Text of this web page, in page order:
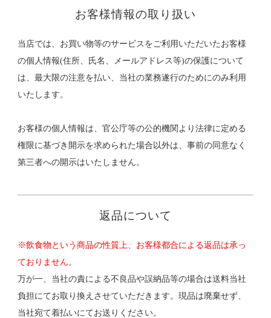
お客様情報の取り扱い
当店では、お買い物等のサービスをご利用いただいたお客様
の個人情報(住所、氏名、メールアドレス等)の保護について
は、最大限の注意を払い、当社の業務遂行のためにのみ利用
いたします。
お客様の個人情報は、官公庁等の公的機関より法律に定める
権限に基づき開示を求められた場合以外は、事前の同意なく
第三者への開示はいたしません。
返品について
※飲食物という商品の性質上、お客様都合による返品は承っ
ておりません。
万が一、当社の責による不良品や誤納品等の場合は送料当社
負担にてお取り換えさせていただきます。現品は廃棄せず、
当社宛て着払いにてお送りください。